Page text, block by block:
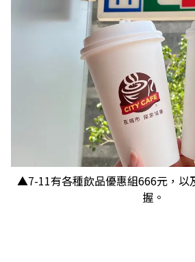
▲7-11有各種飲品優惠組666元，以
握。